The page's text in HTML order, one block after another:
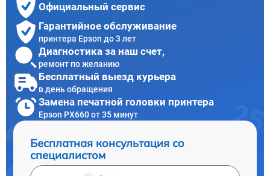
Официальный сервис
Гарантийное обслуживание
принтера Epson до 3 лет
Диагностика за наш счет,
ремонт по желанию
Бесплатный выезд курьера
в день обращения
Замена печатной головки принтера
Epson PX660 от 35 минут
Бесплатная консультация со
специалистом